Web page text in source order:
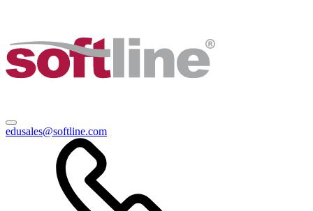
edusales@softline.com